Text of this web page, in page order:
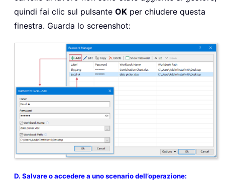
quindi fai clic sul pulsante OK per chiudere questa
finestra. Guarda lo screenshot:
D. Salvare o accedere a uno scenario dell’operazione: